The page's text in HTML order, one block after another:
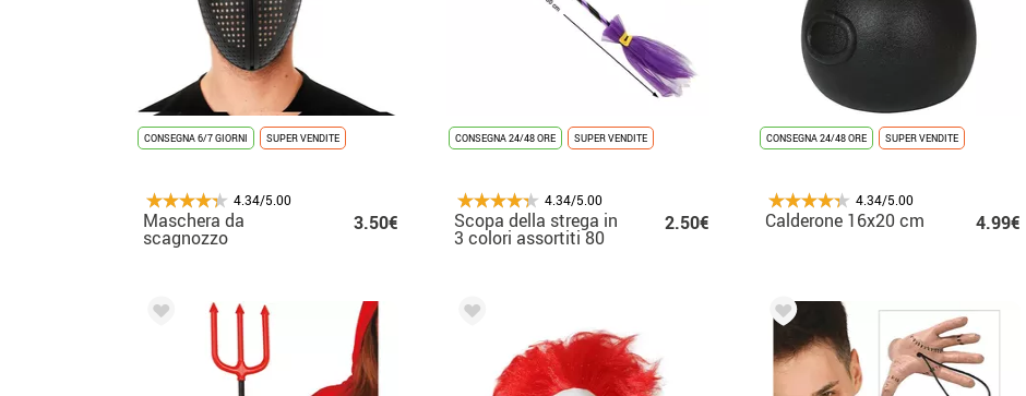
CONSEGNA 6/7 GIORNI SUPER VENDITE
4.34/5.00
Maschera da
scagnozzo
triangolare da The
3.50€
CONSEGNA 24/48 ORE SUPER VENDITE
4.34/5.00
Scopa della strega in
3 colori assortiti 80
2.50€
CONSEGNA 24/48 ORE SUPER VENDITE
4.34/5.00
Calderone 16x20 cm 4.99€